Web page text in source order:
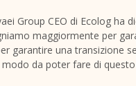
Group CEO di Ecolog ha
maggiormente per
garantire una transizione
da poter fare di